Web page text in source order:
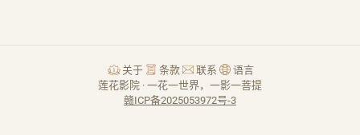
关于 条款 联系
语言
莲花影院 · 一花一世界，一影一菩提
赣ICP备2025053972号-3